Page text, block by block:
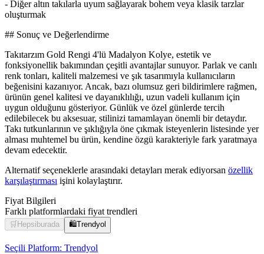
- Diğer altın takılarla uyum sağlayarak bohem veya klasik tarzlar
oluşturmak
## Sonuç ve Değerlendirme
Takıtarzım Gold Rengi 4'lü Madalyon Kolye, estetik ve
fonksiyonellik bakımından çeşitli avantajlar sunuyor. Parlak ve canlı
renk tonları, kaliteli malzemesi ve şık tasarımıyla kullanıcıların
beğenisini kazanıyor. Ancak, bazı olumsuz geri bildirimlere rağmen,
ürünün genel kalitesi ve dayanıklılığı, uzun vadeli kullanım için
uygun olduğunu gösteriyor. Günlük ve özel günlerde tercih
edilebilecek bu aksesuar, stilinizi tamamlayan önemli bir detaydır.
Takı tutkunlarının ve şıklığıyla öne çıkmak isteyenlerin listesinde yer
alması muhtemel bu ürün, kendine özgü karakteriyle fark yaratmaya
devam edecektir.
Alternatif seçeneklerle arasındaki detayları merak ediyorsan özellik
karşılaştırması işini kolaylaştırır.
Fiyat Bilgileri
Farklı platformlardaki fiyat trendleri
🛒 Hepsiburada 🛍️Trendyol
Seçili Platform: Trendyol